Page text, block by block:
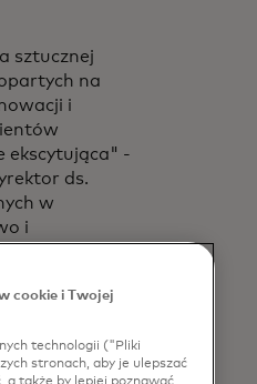
sztucznej
na
i
ekscytująca" -
ds.
w
i
z jej
w tej
cookie i Twojej
technologii ("Pliki
stronach, aby je ulepszać
a także by lepiej poznawać